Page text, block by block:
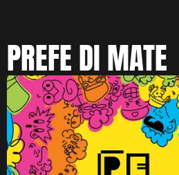
PREFE DI MATE